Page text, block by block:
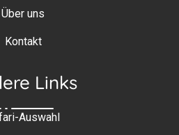
Über uns
Kontakt
Links
Auswahl